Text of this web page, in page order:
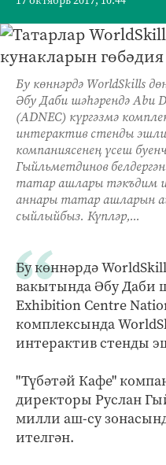
Бу көннәрдә WorldSkills
Әбу Даби шәһәрендә Abu
(ADNEC) күргәзмә
интерактив стенды
компаниясенең үсеш
Гыйльметдинов
татар ашлары тәкъдим
аннары татар ашларын
сыйлыйбыз. Күпләр,...
Бу көннәрдә
вакытында Әбу Даби
Exhibition Centre
комплексында
интерактив стенды
"Түбәтәй Кафе"
директоры Руслан
милли аш-су
ителгән.